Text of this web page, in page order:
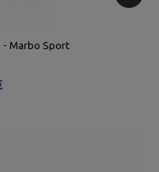
- Marbo Sport